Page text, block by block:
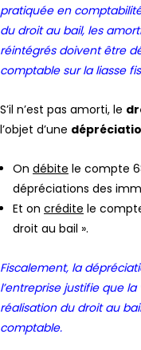
pratiquée en
du droit au bail, les
réintégrés doivent être
comptable sur la liasse
S’il n’est pas amorti, le
l’objet d’une
On débite le compte
dépréciations des
Et on crédite le
droit au bail ».
Fiscalement, la
l’entreprise justifie que
réalisation du droit au
comptable.